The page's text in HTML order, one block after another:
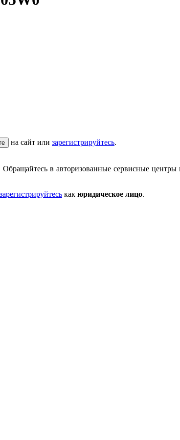
на сайт или зарегистрируйтесь.
Обращайтесь в авторизованные сервисные
зарегистрируйтесь как юридическое лицо.